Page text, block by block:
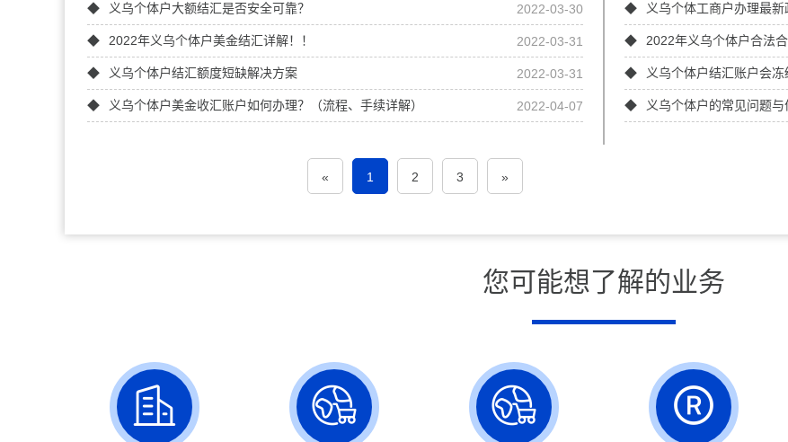
义乌个体户大额结汇是否安全可靠？ 2022-03-30
2022年义乌个体户美金结汇详解！！ 2022-03-31
义乌个体户结汇额度短缺解决方案 2022-03-31
​义乌个体户美金收汇账户如何办理？（流程、手续详解） 2022-04-07
义乌个体工商户办理最
2022年义乌个体户合法
义乌个体户结汇账户会
义乌个体户的常见问题与
« 1 2 3 »
您可能想了解的业务